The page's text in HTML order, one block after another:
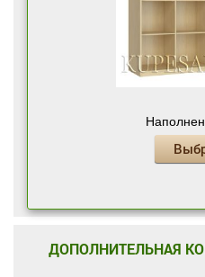
ДОПОЛНИТЕЛЬНАЯ